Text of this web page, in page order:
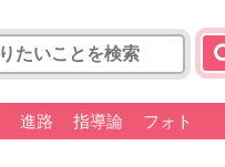
進路 指導論 フォト